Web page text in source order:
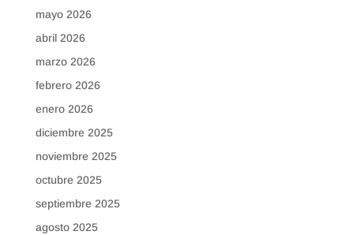
mayo 2026
abril 2026
marzo 2026
febrero 2026
enero 2026
diciembre 2025
noviembre 2025
octubre 2025
septiembre 2025
agosto 2025